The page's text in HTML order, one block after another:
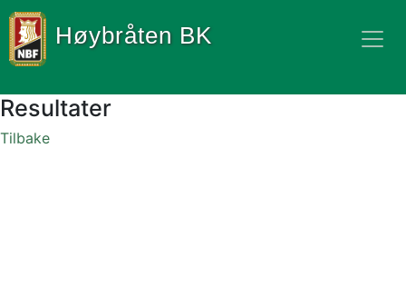
Høybråten BK
Resultater
Tilbake